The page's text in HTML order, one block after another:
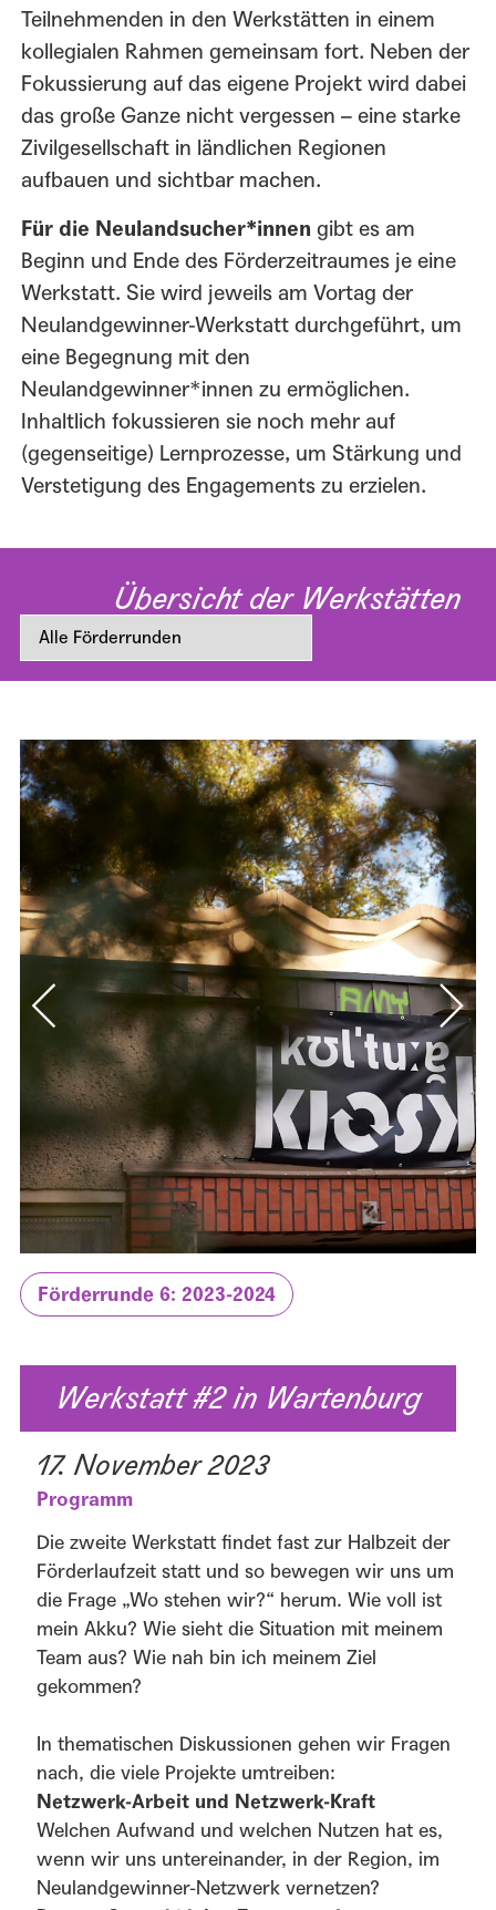
Teilnehmenden in den Werkstätten in einem
kollegialen Rahmen gemeinsam fort. Neben der
Fokussierung auf das eigene Projekt wird dabei
das große Ganze nicht vergessen – eine starke
Zivilgesellschaft in ländlichen Regionen
aufbauen und sichtbar machen.
Für die Neulandsucher*innen gibt es am
Beginn und Ende des Förderzeitraumes je eine
Werkstatt. Sie wird jeweils am Vortag der
Neulandgewinner-Werkstatt durchgeführt, um
eine Begegnung mit den
Neulandgewinner*innen zu ermöglichen.
Inhaltlich fokussieren sie noch mehr auf
(gegenseitige) Lernprozesse, um Stärkung und
Verstetigung des Engagements zu erzielen.
Übersicht der Werkstätten
Förderrunde 6: 2023-2024
Werkstatt #2 in Wartenburg
Die zweite Werkstatt findet fast zur Halbzeit der
Förderlaufzeit statt und so bewegen wir uns um
die Frage „Wo stehen wir?“ herum. Wie voll ist
mein Akku? Wie sieht die Situation mit meinem
Team aus? Wie nah bin ich meinem Ziel
gekommen?
In thematischen Diskussionen gehen wir Fragen
nach, die viele Projekte umtreiben:
Netzwerk-Arbeit und Netzwerk-Kraft
Welchen Aufwand und welchen Nutzen hat es,
wenn wir uns untereinander, in der Region, im
Neulandgewinner-Netzwerk vernetzen?
17. November 2023
Programm